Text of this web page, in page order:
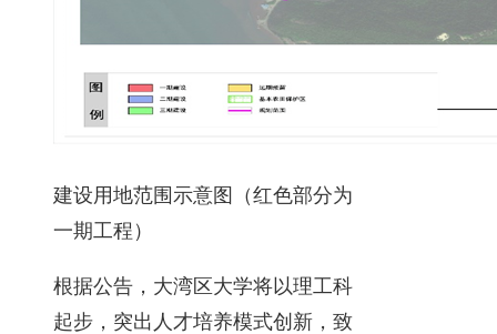
建设用地范围示意图（红色部分为
一期工程）
根据公告，大湾区大学将以理工科
起步，突出人才培养模式创新，致